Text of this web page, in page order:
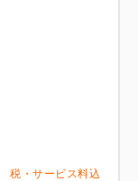
税・サービス料込